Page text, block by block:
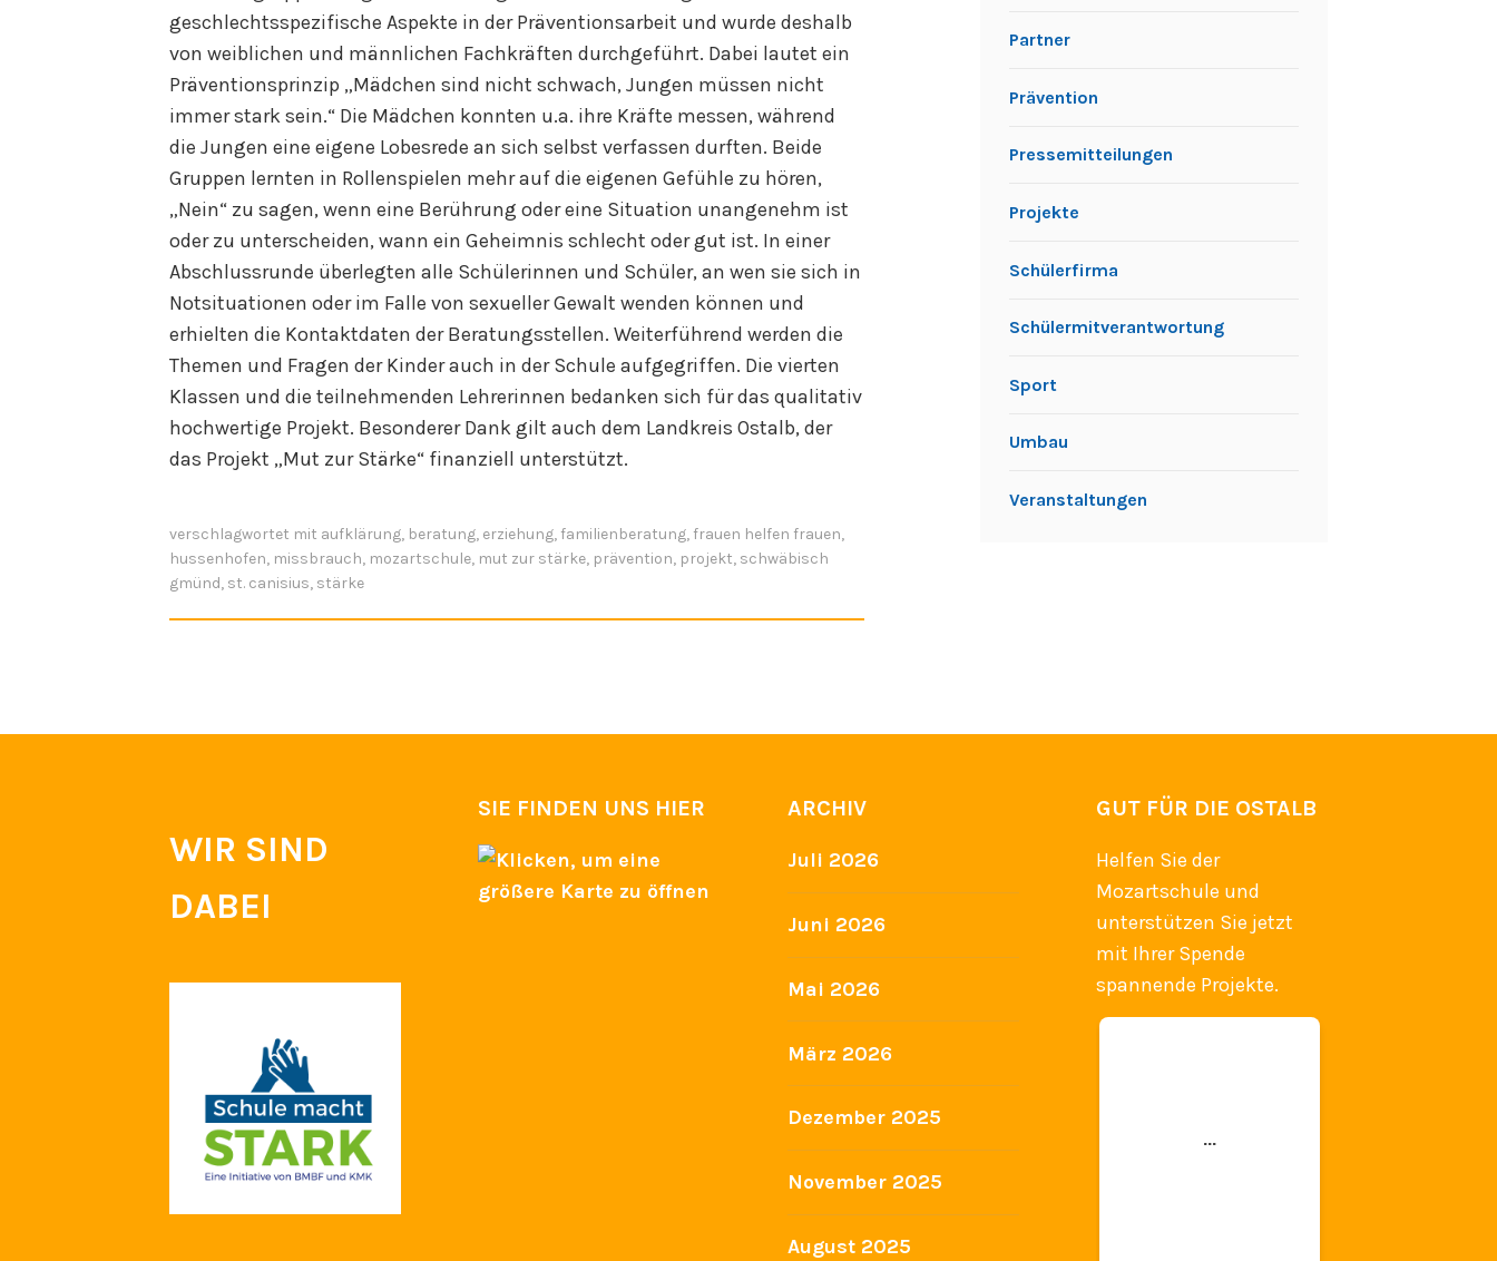
geschlechtsspezifische Aspekte in der Präventionsarbeit und wurde deshalb
von weiblichen und männlichen Fachkräften durchgeführt. Dabei lautet ein
Präventionsprinzip „Mädchen sind nicht schwach, Jungen müssen nicht
immer stark sein.“ Die Mädchen konnten u.a. ihre Kräfte messen, während
die Jungen eine eigene Lobesrede an sich selbst verfassen durften. Beide
Gruppen lernten in Rollenspielen mehr auf die eigenen Gefühle zu hören,
„Nein“ zu sagen, wenn eine Berührung oder eine Situation unangenehm ist
oder zu unterscheiden, wann ein Geheimnis schlecht oder gut ist. In einer
Abschlussrunde überlegten alle Schülerinnen und Schüler, an wen sie sich in
Notsituationen oder im Falle von sexueller Gewalt wenden können und
erhielten die Kontaktdaten der Beratungsstellen. Weiterführend werden die
Themen und Fragen der Kinder auch in der Schule aufgegriffen. Die vierten
Klassen und die teilnehmenden Lehrerinnen bedanken sich für das qualitativ
hochwertige Projekt. Besonderer Dank gilt auch dem Landkreis Ostalb, der
das Projekt „Mut zur Stärke“ finanziell unterstützt.
verschlagwortet mit aufklärung, beratung, erziehung, familienberatung, frauen helfen frauen,
hussenhofen, missbrauch, mozartschule, mut zur stärke, prävention, projekt, schwäbisch
gmünd, st. canisius, stärke
Partner
Prävention
Pressemitteilungen
Projekte
Schülerfirma
Schülermitverantwortung
Sport
Umbau
Veranstaltungen
WIR SIND
DABEI
SIE FINDEN UNS HIER ARCHIV
Juli 2026
Juni 2026
Mai 2026
März 2026
Dezember 2025
November 2025
August 2025
GUT FÜR DIE OSTALB
Helfen Sie der
Mozartschule und
unterstützen Sie jetzt
mit Ihrer Spende
spannende Projekte.